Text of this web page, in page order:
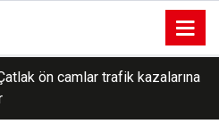
ön camlar trafik kazalarına